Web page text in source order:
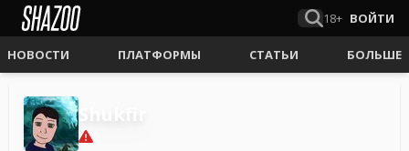
18+ ВОЙТИ
НОВОСТИ ПЛАТФОРМЫ СТАТЬИ БОЛЬШЕ